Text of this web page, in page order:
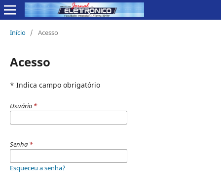
Início / Acesso
Acesso
* Indica campo obrigatório
Usuário *
Senha *
Esqueceu a senha?